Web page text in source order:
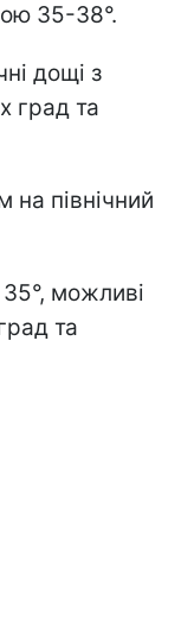
35-38°.
дощі з
град та
на північний
можливі
та